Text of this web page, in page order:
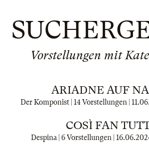
Vorstellungen mit
ARIADNE AUF
Der Komponist | 14 Vorstellungen |
COSÌ FAN
Despina | 6 Vorstellungen |